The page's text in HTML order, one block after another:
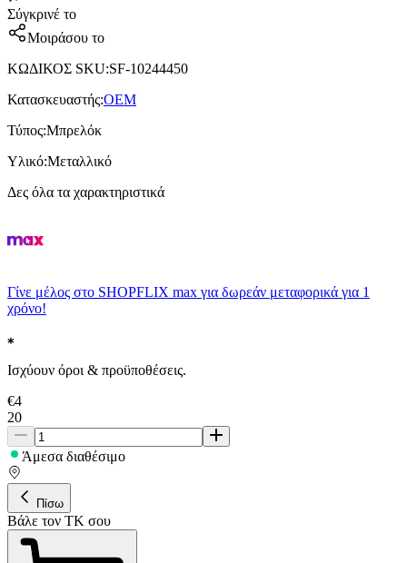
Σύγκρινέ το
Μοιράσου το
ΚΩΔΙΚΟΣ SKU:SF-10244450
Κατασκευαστής:OEM
Τύπος:Μπρελόκ
Υλικό:Μεταλλικό
Δες όλα τα χαρακτηριστικά
Γίνε μέλος στο SHOPFLIX max για δωρεάν μεταφορικά για 1
χρόνο!
Ισχύουν όροι & προϋποθέσεις.
€4
20
Άμεσα διαθέσιμο
Πίσω
Βάλε τον ΤΚ σου